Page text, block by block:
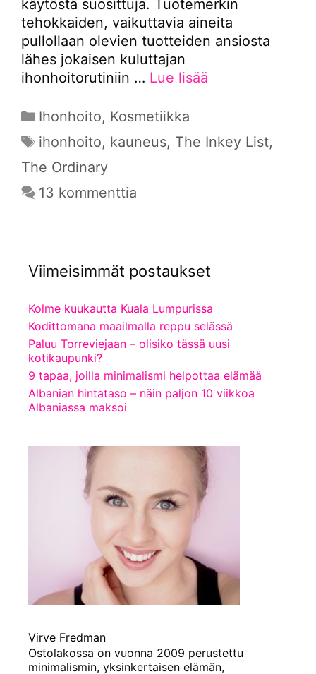
käytöstä suosittuja. Tuotemerkin
tehokkaiden, vaikuttavia aineita
pullollaan olevien tuotteiden ansiosta
lähes jokaisen kuluttajan
ihonhoitorutiniin … Lue lisää
Kategoriat
Ihonhoito, Kosmetiikka
Avainsanat
ihonhoito, kauneus, The Inkey List,
The Ordinary
13 kommenttia
Viimeisimmät postaukset
Kolme kuukautta Kuala Lumpurissa
Kodittomana maailmalla reppu selässä
Paluu Torreviejaan – olisiko tässä uusi
kotikaupunki?
9 tapaa, joilla minimalismi helpottaa elämää
Albanian hintataso – näin paljon 10 viikkoa
Albaniassa maksoi
Virve Fredman
Ostolakossa on vuonna 2009 perustettu
minimalismin, yksinkertaisen elämän,